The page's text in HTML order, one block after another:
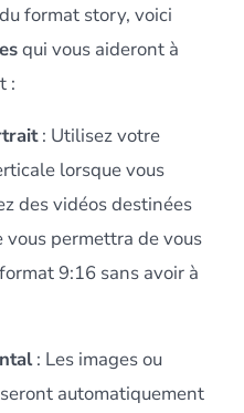
format story, voici
qui vous aideront à
:
: Utilisez votre
lorsque vous
des vidéos destinées
vous permettra de vous
9:16 sans avoir à
: Les images ou
automatiquement